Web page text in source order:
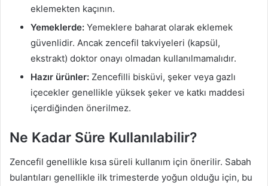
eklemekten kaçının.
Yemeklerde: Yemeklere baharat olarak eklemek
güvenlidir. Ancak zencefil takviyeleri (kapsül,
ekstrakt) doktor onayı olmadan kullanılmamalıdır.
Hazır ürünler: Zencefilli bisküvi, şeker veya gazlı
içecekler genellikle yüksek şeker ve katkı maddesi
içerdiğinden önerilmez.
Ne Kadar Süre Kullanılabilir?
Zencefil genellikle kısa süreli kullanım için önerilir. Sabah
bulantıları genellikle ilk trimesterde yoğun olduğu için, bu